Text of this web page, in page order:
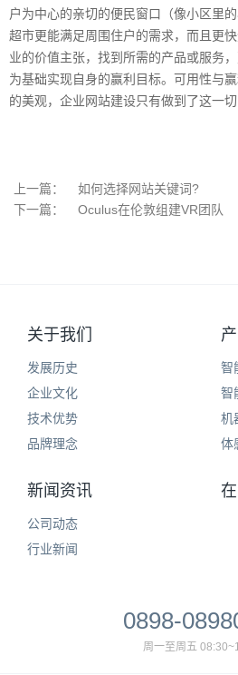
户为中心的亲切的便民窗口（像小区里
超市更能满足周围住户的需求，而且更
业的价值主张，找到所需的产品或服务
为基础实现自身的赢利目标。可用性与
的美观，企业网站建设只有做到了这一切
上一篇：
如何选择网站关键词?
下一篇：
Oculus在伦敦组建VR团队
关于我们
发展历史
企业文化
技术优势
品牌理念
智
智
机
体
新闻资讯
公司动态
行业新闻
0898-
周一至周五